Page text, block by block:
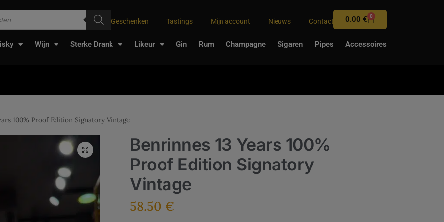
Geschenken Tastings Mijn account Nieuws Contact 0.00€ 0
Wijn Sterke Drank Likeur Gin Rum Champagne Sigaren Pipes Accessoires
100% Proof Edition Signatory Vintage
Benrinnes 13 Years 100%
Proof Edition Signatory
Vintage
58.50 €